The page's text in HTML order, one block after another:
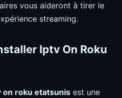
vous aideront à tirer le
streaming.
Iptv On Roku
on roku etatsunis est une